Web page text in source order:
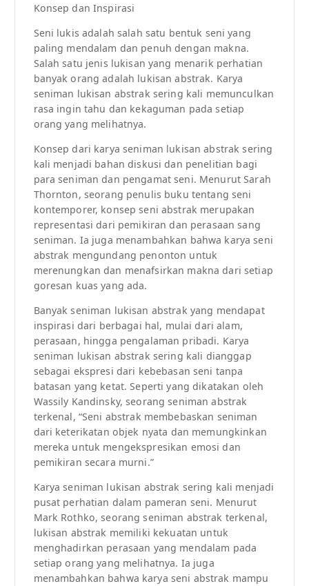
Konsep dan Inspirasi
Seni lukis adalah salah satu bentuk seni yang
paling mendalam dan penuh dengan makna.
Salah satu jenis lukisan yang menarik perhatian
banyak orang adalah lukisan abstrak. Karya
seniman lukisan abstrak sering kali memunculkan
rasa ingin tahu dan kekaguman pada setiap
orang yang melihatnya.
Konsep dari karya seniman lukisan abstrak sering
kali menjadi bahan diskusi dan penelitian bagi
para seniman dan pengamat seni. Menurut Sarah
Thornton, seorang penulis buku tentang seni
kontemporer, konsep seni abstrak merupakan
representasi dari pemikiran dan perasaan sang
seniman. Ia juga menambahkan bahwa karya seni
abstrak mengundang penonton untuk
merenungkan dan menafsirkan makna dari setiap
goresan kuas yang ada.
Banyak seniman lukisan abstrak yang mendapat
inspirasi dari berbagai hal, mulai dari alam,
perasaan, hingga pengalaman pribadi. Karya
seniman lukisan abstrak sering kali dianggap
sebagai ekspresi dari kebebasan seni tanpa
batasan yang ketat. Seperti yang dikatakan oleh
Wassily Kandinsky, seorang seniman abstrak
terkenal, “Seni abstrak membebaskan seniman
dari keterikatan objek nyata dan memungkinkan
mereka untuk mengekspresikan emosi dan
pemikiran secara murni.”
Karya seniman lukisan abstrak sering kali menjadi
pusat perhatian dalam pameran seni. Menurut
Mark Rothko, seorang seniman abstrak terkenal,
lukisan abstrak memiliki kekuatan untuk
menghadirkan perasaan yang mendalam pada
setiap orang yang melihatnya. Ia juga
menambahkan bahwa karya seni abstrak mampu